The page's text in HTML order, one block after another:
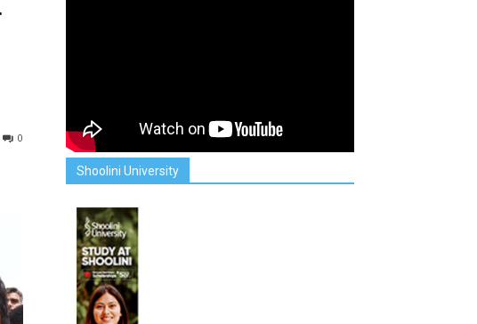
0
Shoolini University